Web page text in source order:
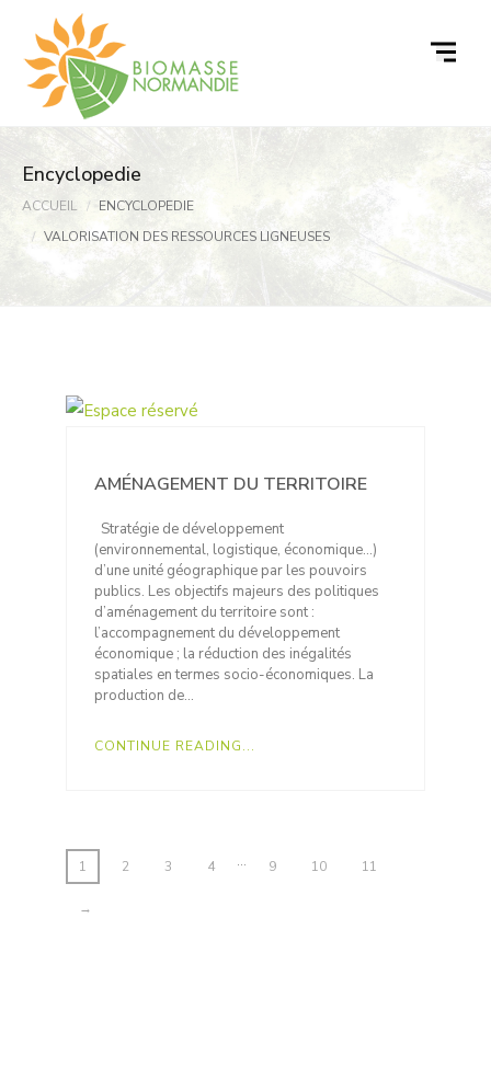
contenu
Encyclopedie
ACCUEIL
ENCYCLOPEDIE
VALORISATION DES RESSOURCES LIGNEUSES
AMÉNAGEMENT DU TERRITOIRE
Stratégie de développement
(environnemental, logistique, économique…)
d’une unité géographique par les pouvoirs
publics. Les objectifs majeurs des politiques
d’aménagement du territoire sont :
l’accompagnement du développement
économique ; la réduction des inégalités
spatiales en termes socio-économiques. La
production de…
CONTINUE READING...
1 2 3 4 … 9 10 11
→